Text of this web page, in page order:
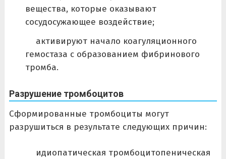
вещества, которые оказывают
сосудосужающее воздействие;
активируют начало коагуляционного
гемостаза с образованием фибринового
тромба.
Разрушение тромбоцитов
Сформированные тромбоциты могут
разрушиться в результате следующих причин:
идиопатическая тромбоцитопеническая